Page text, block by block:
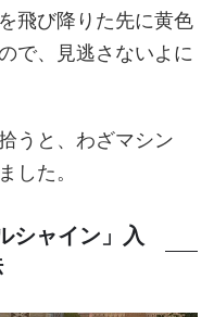
飛び降りた先に黄色
で、見逃さないよに
うと、わざマシン
した。
シャイン」入